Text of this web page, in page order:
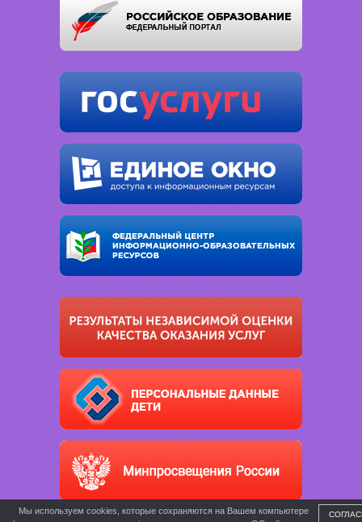
Мы используем cookies, которые сохраняются на Вашем компьютере